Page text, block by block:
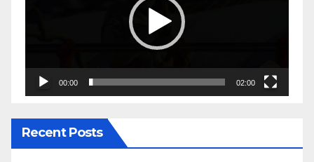
00:00 02:00
Recent Posts